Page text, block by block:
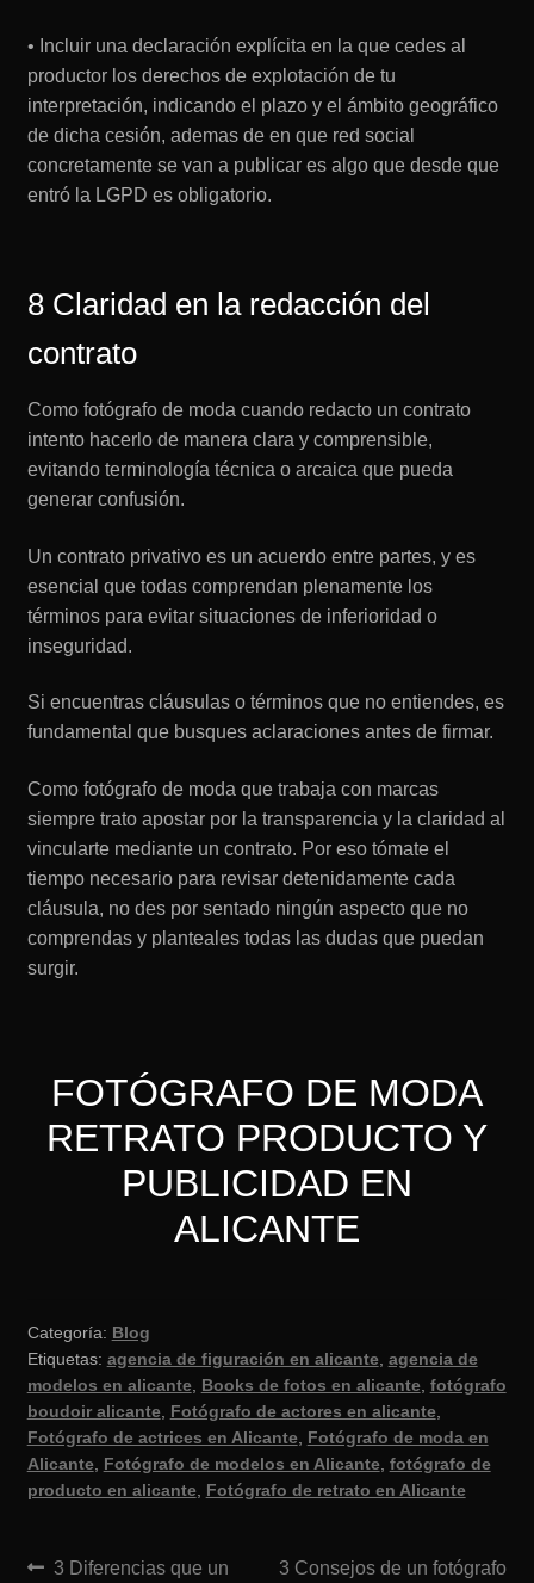
• Incluir una declaración explícita en la que cedes al
productor los derechos de explotación de tu
interpretación, indicando el plazo y el ámbito geográfico
de dicha cesión, ademas de en que red social
concretamente se van a publicar es algo que desde que
entró la LGPD es obligatorio.
8 Claridad en la redacción del
contrato
Como fotógrafo de moda cuando redacto un contrato
intento hacerlo de manera clara y comprensible,
evitando terminología técnica o arcaica que pueda
generar confusión.
Un contrato privativo es un acuerdo entre partes, y es
esencial que todas comprendan plenamente los
términos para evitar situaciones de inferioridad o
inseguridad.
Si encuentras cláusulas o términos que no entiendes, es
fundamental que busques aclaraciones antes de firmar.
Como fotógrafo de moda que trabaja con marcas
siempre trato apostar por la transparencia y la claridad al
vincularte mediante un contrato. Por eso tómate el
tiempo necesario para revisar detenidamente cada
cláusula, no des por sentado ningún aspecto que no
comprendas y planteales todas las dudas que puedan
surgir.
FOTÓGRAFO DE MODA
RETRATO PRODUCTO Y
PUBLICIDAD EN
ALICANTE
Categoría: Blog
Etiquetas: agencia de figuración en alicante, agencia de
modelos en alicante, Books de fotos en alicante, fotógrafo
boudoir alicante, Fotógrafo de actores en alicante,
Fotógrafo de actrices en Alicante, Fotógrafo de moda en
Alicante, Fotógrafo de modelos en Alicante, fotógrafo de
producto en alicante, Fotógrafo de retrato en Alicante
Anterior:
3 Diferencias que un Siguiente:
3 Consejos de un fotógrafo